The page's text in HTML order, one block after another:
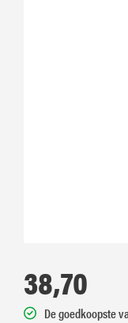
38,70
De goedkoopste